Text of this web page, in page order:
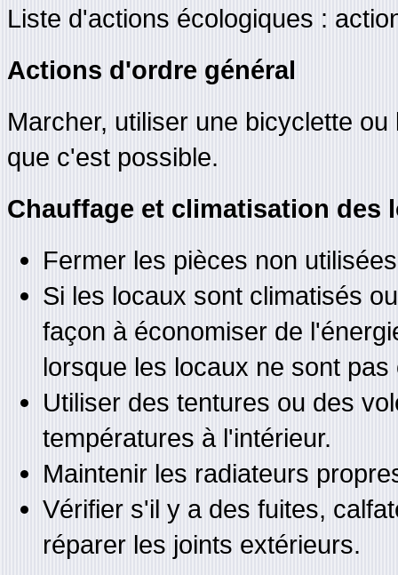
Liste d'actions écologiques :
Actions d'ordre général
Marcher, utiliser une bicyclette
que c'est possible.
Chauffage et climatisation des
Fermer les pièces non
Si les locaux sont climatisés
façon à économiser de
lorsque les locaux ne sont pas
Utiliser des tentures ou des
températures à l'intérieur.
Maintenir les radiateurs
Vérifier s'il y a des fuites,
réparer les joints extérieurs.